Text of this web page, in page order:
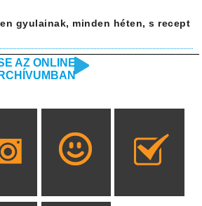
gyulainak, minden héten, s recept
AZ ONLINE